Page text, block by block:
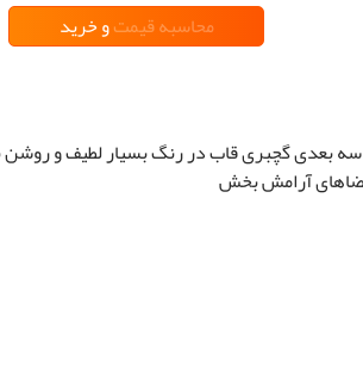
محاسبه قیمتو خرید
سه بعدی گچبری قاب در رنگ بسیار لطیف و
آرامش بخش